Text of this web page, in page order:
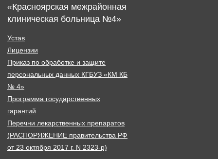
«Красноярская межрайонная
клиническая больница №4»
Устав
Лицензии
Приказ по обработке и защите
персональных данных КГБУЗ «КМ КБ
№ 4»
Программа государственных
гарантий
Перечни лекарственных препаратов
(РАСПОРЯЖЕНИЕ правительства РФ
от 23 октября 2017 г. N 2323-р)